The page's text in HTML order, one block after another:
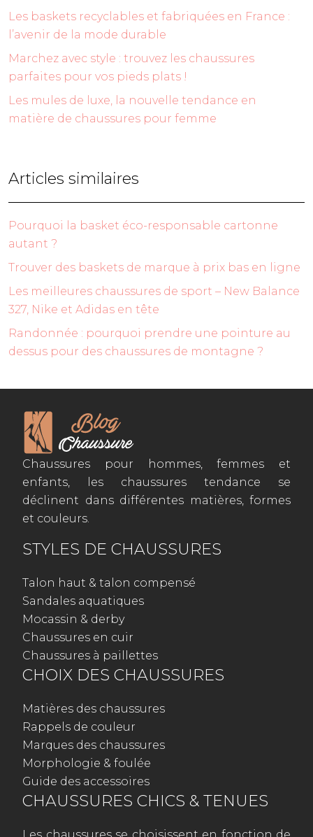
Les baskets recyclables et fabriquées en France :
l’avenir de la mode durable
Marchez avec style : trouvez les chaussures
parfaites pour vos pieds plats !
Les mules de luxe, la nouvelle tendance en
matière de chaussures pour femme
Articles similaires
Pourquoi la basket éco-responsable cartonne
autant ?
Trouver des baskets de marque à prix bas en ligne
Les meilleures chaussures de sport – New Balance
327, Nike et Adidas en tête
Randonnée : pourquoi prendre une pointure au
dessus pour des chaussures de montagne ?
Chaussures pour hommes, femmes et
enfants, les chaussures tendance se
déclinent dans différentes matières, formes
et couleurs.
STYLES DE CHAUSSURES
Talon haut & talon compensé
Sandales aquatiques
Mocassin & derby
Chaussures en cuir
Chaussures à paillettes
CHOIX DES CHAUSSURES
Matières des chaussures
Rappels de couleur
Marques des chaussures
Morphologie & foulée
Guide des accessoires
CHAUSSURES CHICS & TENUES